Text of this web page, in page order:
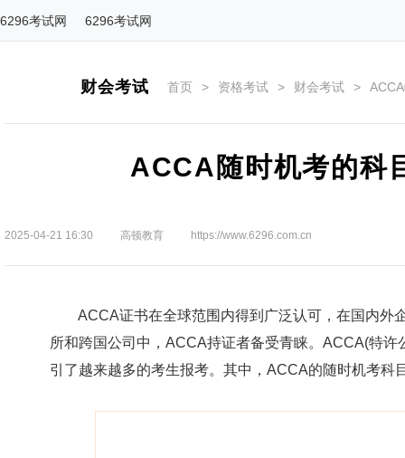
6296考试网 6296考试网
财会考试 首页 > 资格考试 > 财会考试 >
ACCA随时机考的科
2025-04-21 16:30 高顿教育 https://www.6296.com.cn
ACCA证书在全球范围内得到广泛认可，在国内外
所和跨国公司中，ACCA持证者备受青睐。ACCA(特
引了越来越多的考生报考。其中，ACCA的随时机考科